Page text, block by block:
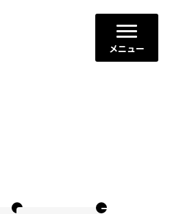
メニュー